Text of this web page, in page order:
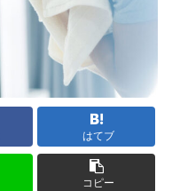
はてブ
コピー